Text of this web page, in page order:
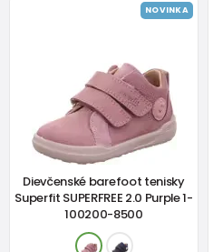
NOVINKA
Dievčenské barefoot tenisky
Superfit SUPERFREE 2.0 Purple 1-
100200-8500